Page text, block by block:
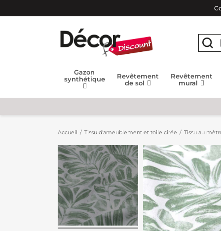
Gazon
synthétique
Revêtement
de sol
Revêtement
mural
Accueil Tissu d'ameublement et toile cirée Tissu au